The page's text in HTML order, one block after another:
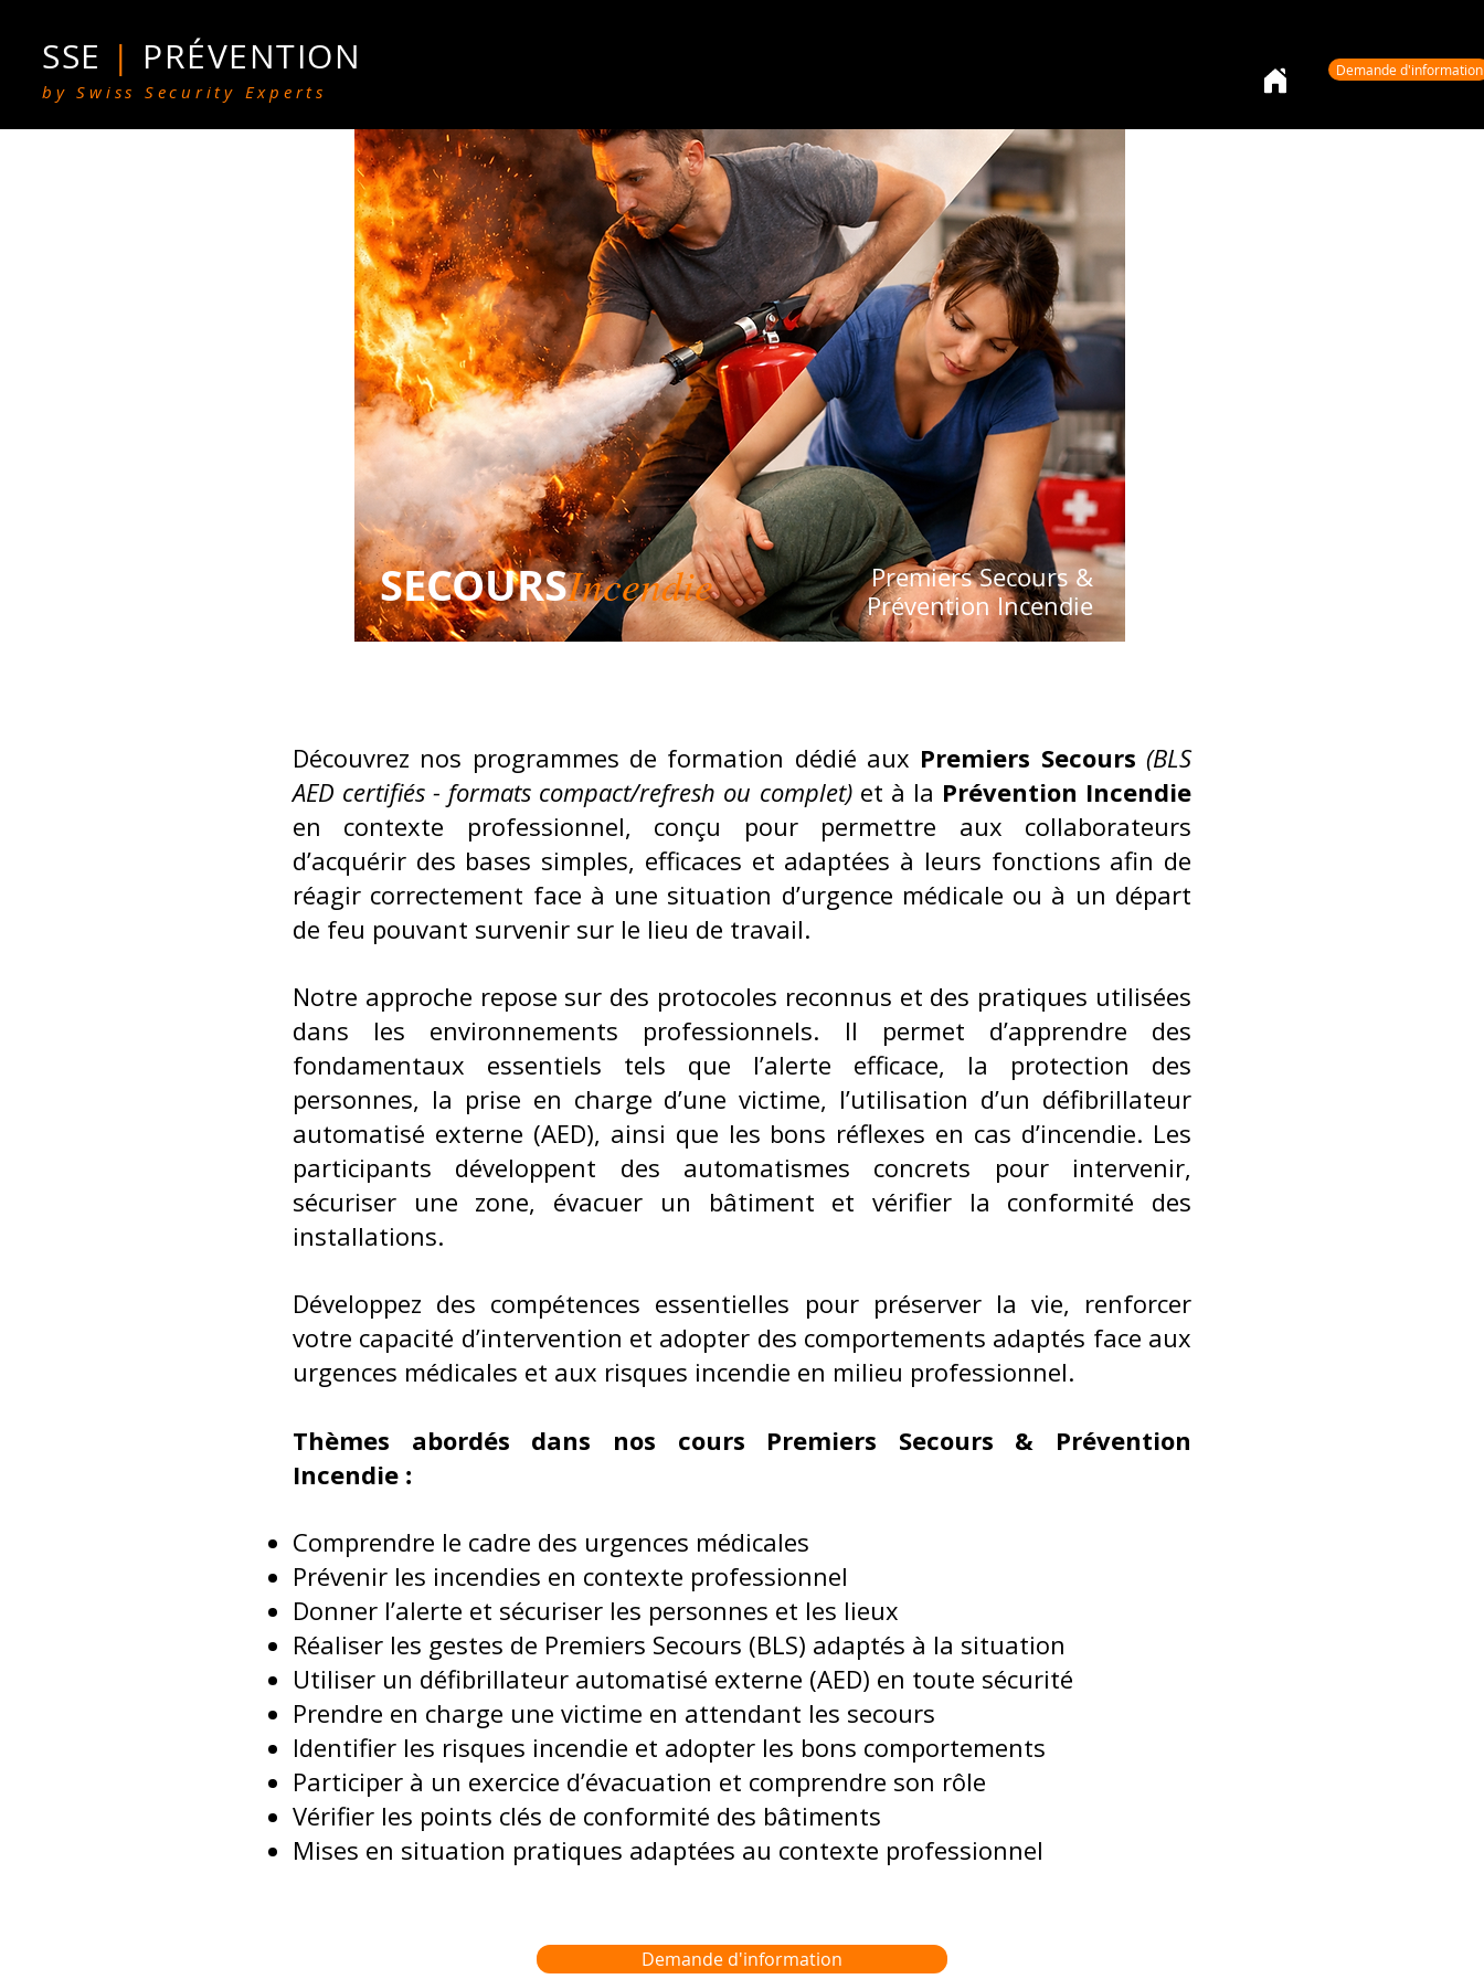
SSE | PRÉVENTION
by Swiss Security Experts
Gestion Conflits Prévention Violences
Demande d'information
SECOURSIncendie
Premiers Secours &
Prévention Incendie
Découvrez nos programmes de formation dédié aux Premiers Secours (BLS
AED certifiés - formats compact/refresh ou complet) et à la Prévention Incendie
en contexte professionnel, conçu pour permettre aux collaborateurs
d’acquérir des bases simples, efficaces et adaptées à leurs fonctions afin de
réagir correctement face à une situation d’urgence médicale ou à un départ
de feu pouvant survenir sur le lieu de travail.
Notre approche repose sur des protocoles reconnus et des pratiques utilisées
dans les environnements professionnels. Il permet d’apprendre des
fondamentaux essentiels tels que l’alerte efficace, la protection des
personnes, la prise en charge d’une victime, l’utilisation d’un défibrillateur
automatisé externe (AED), ainsi que les bons réflexes en cas d’incendie. Les
participants développent des automatismes concrets pour intervenir,
sécuriser une zone, évacuer un bâtiment et vérifier la conformité des
installations.
Développez des compétences essentielles pour préserver la vie, renforcer
votre capacité d’intervention et adopter des comportements adaptés face aux
urgences médicales et aux risques incendie en milieu professionnel.
Thèmes abordés dans nos cours Premiers Secours & Prévention
Incendie :
Comprendre le cadre des urgences médicales
Prévenir les incendies en contexte professionnel
Donner l’alerte et sécuriser les personnes et les lieux
Réaliser les gestes de Premiers Secours (BLS) adaptés à la situation
Utiliser un défibrillateur automatisé externe (AED) en toute sécurité
Prendre en charge une victime en attendant les secours
Identifier les risques incendie et adopter les bons comportements
Participer à un exercice d’évacuation et comprendre son rôle
Vérifier les points clés de conformité des bâtiments
Mises en situation pratiques adaptées au contexte professionnel
Demande d'information